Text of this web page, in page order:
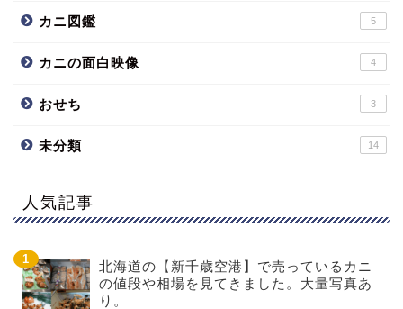
カニ図鑑 5
カニの面白映像 4
おせち 3
未分類 14
人気記事
北海道の【新千歳空港】で売っているカニ
の値段や相場を見てきました。大量写真あ
り。